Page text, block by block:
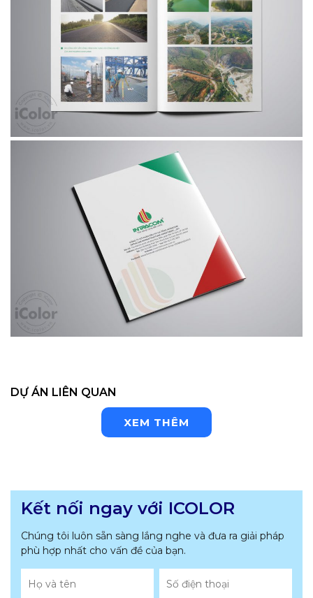
DỰ ÁN LIÊN QUAN
XEM THÊM
Kết nối ngay với ICOLOR
Chúng tôi luôn sẵn sàng lắng nghe và đưa ra giải pháp
phù hợp nhất cho vấn đề của bạn.